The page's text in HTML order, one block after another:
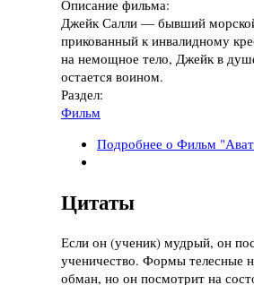
Описание фильма:
Джейк Салли — бывший
прикованный к инвалидному
на немощное тело, Джейк в
остается воином.
Раздел:
Фильм
Подробнее о Фильм
Цитаты
Если он (ученик) мудрый, он
ученичество. Формы телесные
обман, но он посмотрит на